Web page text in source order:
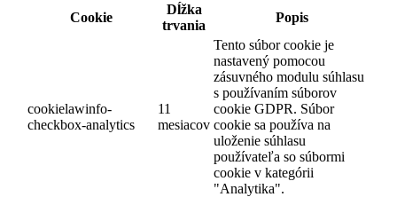
Cookie
Dĺžka
trvania
Popis
cookielawinfo-
checkbox-analytics
11
mesiacov
Tento súbor cookie je
nastavený pomocou
zásuvného modulu súhlasu
s používaním súborov
cookie GDPR. Súbor
cookie sa používa na
uloženie súhlasu
používateľa so súbormi
cookie v kategórii
"Analytika".